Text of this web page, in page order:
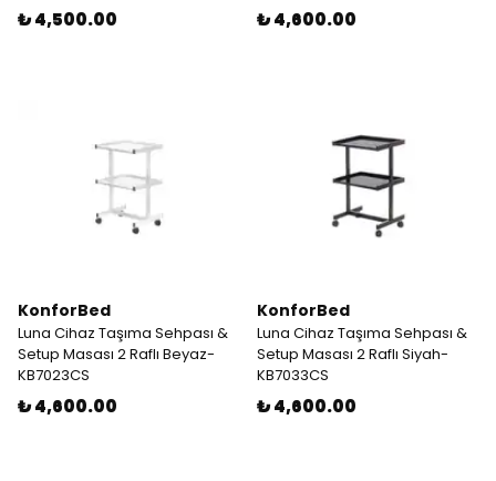
₺ 4,500.00 ₺ 4,600.00
KonforBed
Luna Cihaz Taşıma Sehpası &
Setup Masası 2 Raflı Beyaz-
KB7023CS
₺ 4,600.00
KonforBed
Luna Cihaz Taşıma Sehpası &
Setup Masası 2 Raflı Siyah-
KB7033CS
₺ 4,600.00